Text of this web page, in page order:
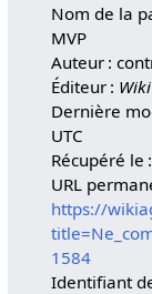
Nom de la
MVP
Auteur :
Éditeur :
Dernière
UTC
Récupéré le
URL
https://
1584
Identifiant